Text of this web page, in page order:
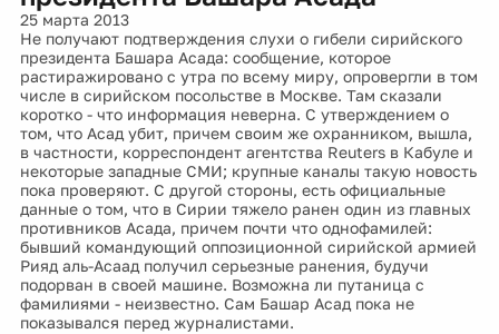
25 марта 2013
Не получают подтверждения слухи о гибели сирийского
президента Башара Асада: сообщение, которое
растиражировано с утра по всему миру, опровергли в том
числе в сирийском посольстве в Москве. Там сказали
коротко - что информация неверна. С утверждением о
том, что Асад убит, причем своим же охранником, вышла,
в частности, корреспондент агентства Reuters в Кабуле и
некоторые западные СМИ; крупные каналы такую новость
пока проверяют. С другой стороны, есть официальные
данные о том, что в Сирии тяжело ранен один из главных
противников Асада, причем почти что однофамилей:
бывший командующий оппозиционной сирийской армией
Рияд аль-Асаад получил серьезные ранения, будучи
подорван в своей машине. Возможна ли путаница с
фамилиями - неизвестно. Сам Башар Асад пока не
показывался перед журналистами.